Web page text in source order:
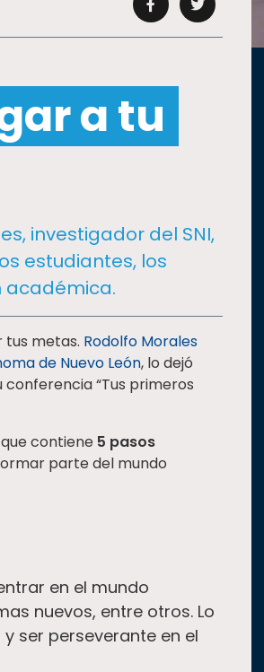
a tu
investigador del SNI,
estudiantes, los
académica.
metas. Rodolfo Morales
de Nuevo León, lo dejó
conferencia “Tus primeros
contiene 5 pasos
parte del mundo
en el mundo
nuevos, entre otros. Lo
ser perseverante en el